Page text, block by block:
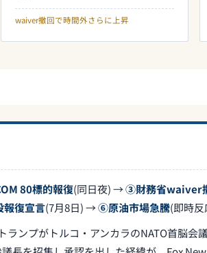
waiver撤回で時間外さらに上昇
80標的報復(同日夜) →③財務省waiver
復宣言(7月8日) →⑥原油市場急騰(即時反
ランプがトルコ・アンカラのNATO首脳会